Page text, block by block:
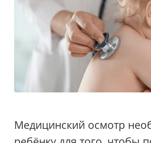
Медицинский осмотр